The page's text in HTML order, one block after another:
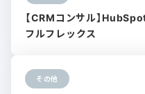
【CRMコンサル】
フルフレックス
その他